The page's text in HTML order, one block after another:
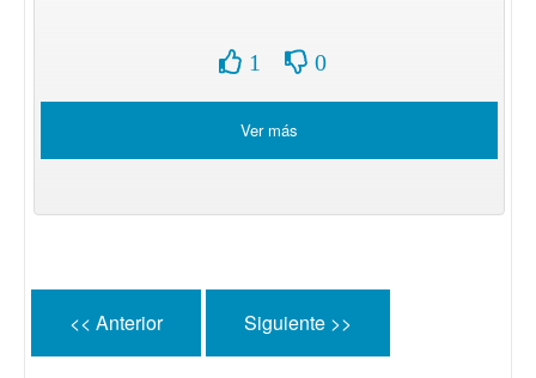
1 0
Ver más
<< Anterior Siguiente >>